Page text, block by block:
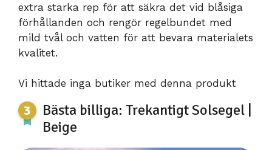
extra starka rep för att säkra det vid blåsiga
förhållanden och rengör regelbundet med
mild tvål och vatten för att bevara materialets
kvalitet.
Vi hittade inga butiker med denna produkt
Bästa billiga: Trekantigt Solsegel |
Beige